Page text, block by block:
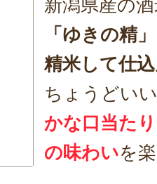
新潟県産の
「ゆきの精
精米して仕
ちょうどい
かな口当た
の味わいを